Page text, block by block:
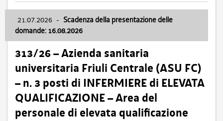
21.07.2026 - Scadenza della presentazione delle
domande: 16.08.2026
313/26 – Azienda sanitaria
universitaria Friuli Centrale (ASU FC)
– n. 3 posti di INFERMIERE di ELEVATA
QUALIFICAZIONE – Area del
personale di elevata qualificazione